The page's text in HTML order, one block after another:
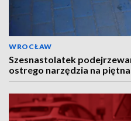
WROCŁAW
Szesnastolatek
ostrego narzędzia na